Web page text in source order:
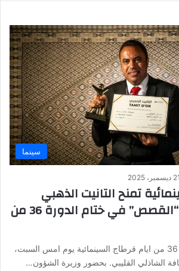
سينما
21 ديسمبر، 2025
تمنح التانيت الذهبي
للفيلم المصري “القصص” في ختام الدورة 36 من
اختتمت فعاليات الدورة 36 من ايام قرطاج السينمائية يوم امس السبت،
الشاذلي القليبي. بحضور وزيرة الشؤون…